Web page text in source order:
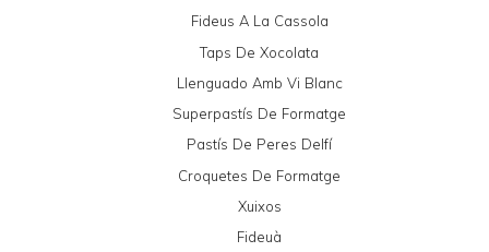
Fideus A La Cassola
Taps De Xocolata
Llenguado Amb Vi Blanc
Superpastís De Formatge
Pastís De Peres Delfí
Croquetes De Formatge
Xuixos
Fideuà